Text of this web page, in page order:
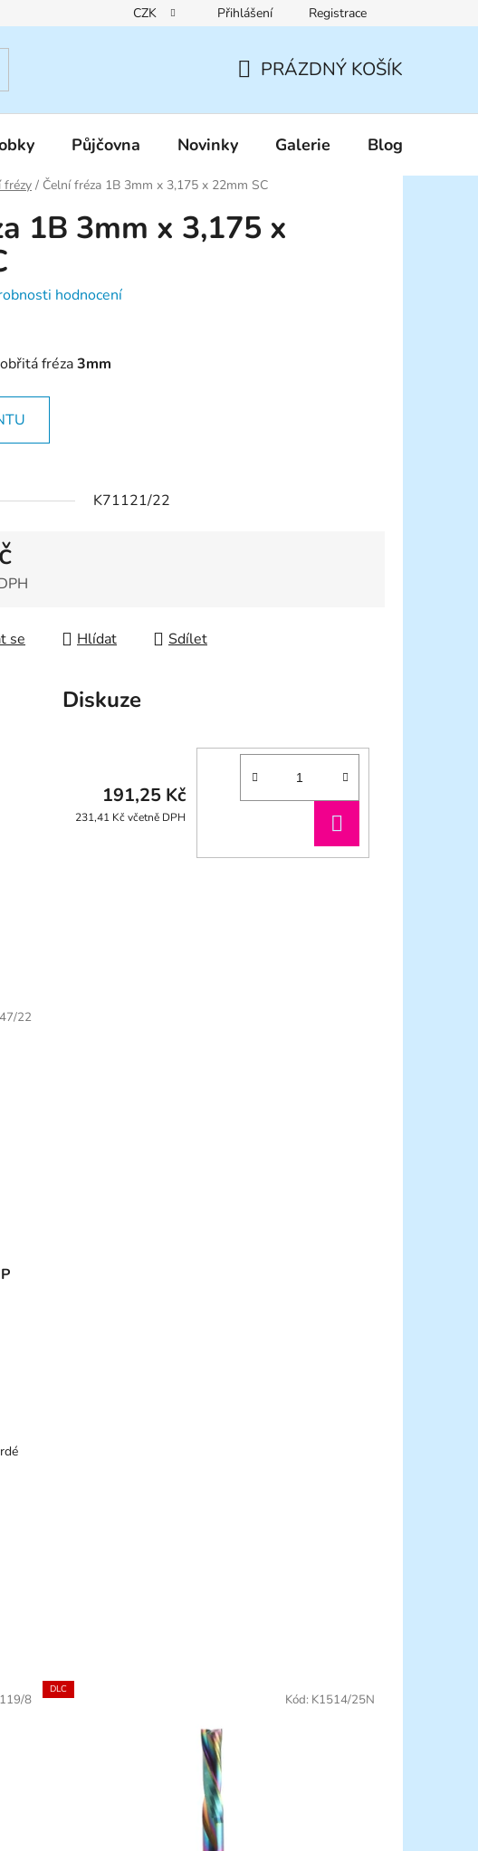
Reklamační řád Pravidla zákaznických slev
CZK Přihlášení Registrace
KOŠÍK
PRÁZDNÝ KOŠÍK
Půjčovna Novinky Galerie Blog
frézy / Čelní fréza 1B 3mm x 3,175 x 22mm SC
1B 3mm x 3,175 x
hodnocení
fréza3mm
K71121/22
se Hlídat Sdílet
Diskuze
191,25 Kč
231,41 Kč včetně DPH
KOŠÍKU
22
8
DLC
Kód: K1514/25N